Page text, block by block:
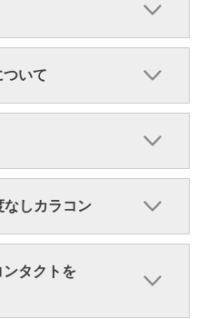
いて
しカラコン
タクトを